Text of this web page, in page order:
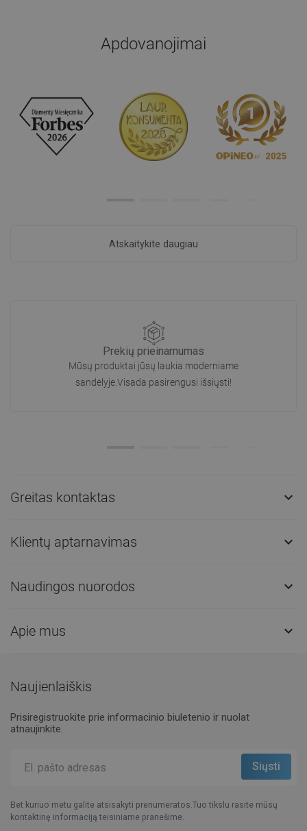
Apdovanojimai
Atskaitykite daugiau
Prekių prieinamumas
Mūsų produktai jūsų laukia moderniame
sandėlyje.Visada pasirengusi išsiųsti!
Greitas kontaktas 
Klientų aptarnavimas 
Naudingos nuorodos 
Apie mus 
Naujienlaiškis
Prisiregistruokite prie informacinio biuletenio ir nuolat
atnaujinkite.
Bet kuriuo metu galite atsisakyti prenumeratos.Tuo tikslu rasite mūsų
kontaktinę informaciją teisiniame pranešime.